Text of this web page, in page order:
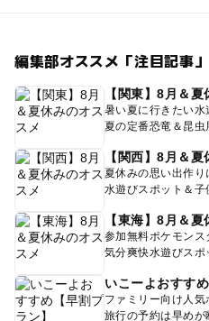
編集部オススメ「注目記事」
【関東】8月＆
暑い夏に行きたい水
夏の定番恐竜＆昆虫
【関西】8月＆
夏休みの思い出作り
水遊びスポット＆子
【東海】8月＆
参加無料ポケモンス
気分爽快水遊びスポ
いこーよおすす
ファミリー向け人気
旅行の予約は早めが